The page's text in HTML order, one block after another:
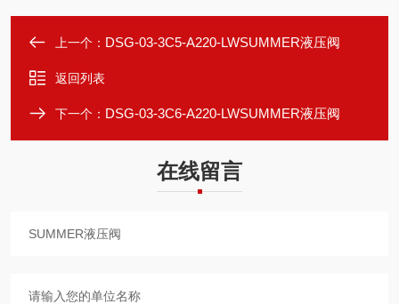
上一个： DSG-03-3C5-A220-LWSUMMER液压阀
返回列表
下一个： DSG-03-3C6-A220-LWSUMMER液压阀
在线留言